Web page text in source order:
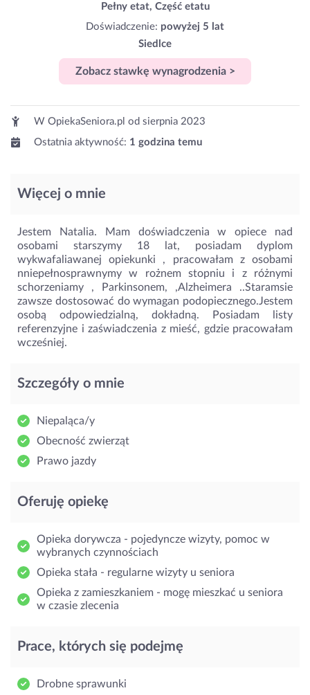
Pełny etat, Część etatu
Doświadczenie: powyżej 5 lat
Siedlce
Zobacz stawkę wynagrodzenia >
W OpiekaSeniora.pl od sierpnia 2023
Ostatnia aktywność: 1 godzina temu
Więcej o mnie
Jestem Natalia. Mam doświadczenia w opiece nad
osobami starszymy 18 lat, posiadam dyplom
wykwafaliawanej opiekunki , pracowałam z osobami
nniepełnosprawnymy w rożnem stopniu i z różnymi
schorzeniamy , Parkinsonem, ,Alzheimera ..Staramsie
zawsze dostosować do wymagan podopiecznego.Jestem
osobą odpowiedzialną, dokładną. Posiadam listy
referenzyjne i zaświadczenia z mieść, gdzie pracowałam
wcześniej.
Szczegóły o mnie
Niepaląca/y
Obecność zwierząt
Prawo jazdy
Oferuję opiekę
Opieka dorywcza - pojedyncze wizyty, pomoc w
wybranych czynnościach
Opieka stała - regularne wizyty u seniora
Opieka z zamieszkaniem - mogę mieszkać u seniora
w czasie zlecenia
Prace, których się podejmę
Drobne sprawunki